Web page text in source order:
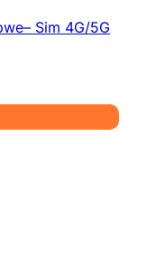
Sim 4G/5G